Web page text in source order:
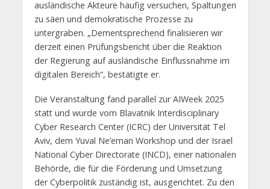
ausländische Akteure häufig versuchen, Spaltungen
zu säen und demokratische Prozesse zu
untergraben. „Dementsprechend finalisieren wir
derzeit einen Prüfungsbericht über die Reaktion
der Regierung auf ausländische Einflussnahme im
digitalen Bereich“, bestätigte er.
Die Veranstaltung fand parallel zur AIWeek 2025
statt und wurde vom Blavatnik Interdisciplinary
Cyber Research Center (ICRC) der Universität Tel
Aviv, dem Yuval Ne’eman Workshop und der Israel
National Cyber Directorate (INCD), einer nationalen
Behörde, die für die Förderung und Umsetzung
der Cyberpolitik zuständig ist, ausgerichtet. Zu den